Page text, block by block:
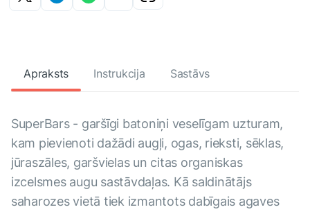
Apraksts Instrukcija Sastāvs
SuperBars - garšīgi batoniņi veselīgam uzturam,
kam pievienoti dažādi augļi, ogas, rieksti, sēklas,
jūraszāles, garšvielas un citas organiskas
izcelsmes augu sastāvdaļas. Kā saldinātājs
saharozes vietā tiek izmantots dabīgais agaves